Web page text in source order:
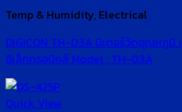
Temp & Humidity, Electrical
DIGICON TH-03A มิเตอร์วัดอุณหภูมิ
อิเล็กทรอนิกส์ Model : TH-03A
Quick View